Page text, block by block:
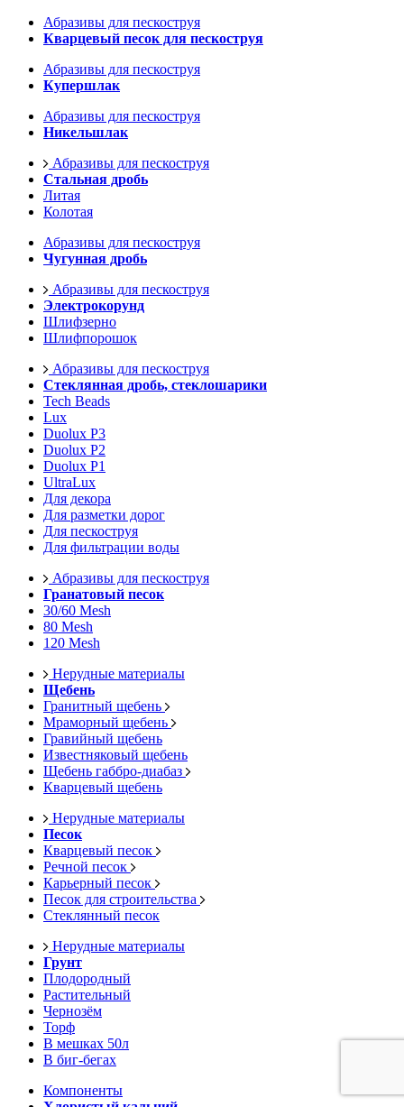
Абразивы для пескоструя
Кварцевый песок для пескоструя
Абразивы для пескоструя
Купершлак
Абразивы для пескоструя
Никельшлак
Абразивы для пескоструя
Стальная дробь
Литая
Колотая
Абразивы для пескоструя
Чугунная дробь
Абразивы для пескоструя
Электрокорунд
Шлифзерно
Шлифпорошок
Абразивы для пескоструя
Стеклянная дробь, стеклошарики
Tech Beads
Lux
Duolux P3
Duolux P2
Duolux P1
UltraLux
Для декора
Для разметки дорог
Для пескоструя
Для фильтрации воды
Абразивы для пескоструя
Гранатовый песок
30/60 Mesh
80 Mesh
120 Mesh
Нерудные материалы
Щебень
Гранитный щебень
Мраморный щебень
Гравийный щебень
Известняковый щебень
Щебень габбро-диабаз
Кварцевый щебень
Нерудные материалы
Песок
Кварцевый песок
Речной песок
Карьерный песок
Песок для строительства
Стеклянный песок
Нерудные материалы
Грунт
Плодородный
Растительный
Чернозём
Торф
В мешках 50л
В биг-бегах
Компоненты